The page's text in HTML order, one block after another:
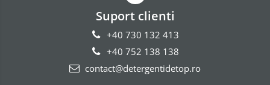
Suport clienti
+40 730 132 413
+40 752 138 138
contact@detergentidetop.ro